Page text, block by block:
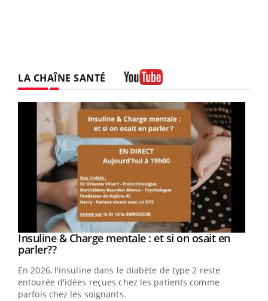
LA CHAÎNE SANTÉ
Youtube
Insuline & Charge mentale : et si on osait en
parler??Youtube
En 2026, l'insuline dans le diabète de type 2 reste
entourée d'idées reçues chez les patients comme
parfois chez les soignants.